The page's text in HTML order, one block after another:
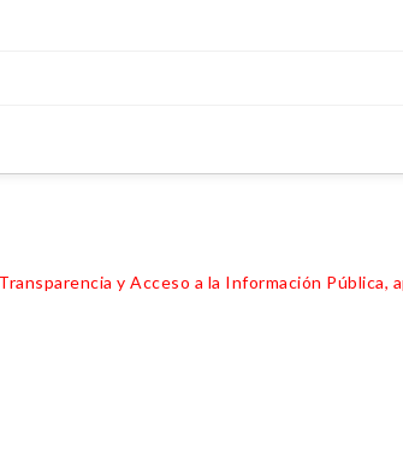
y Acceso a la Información Pública,